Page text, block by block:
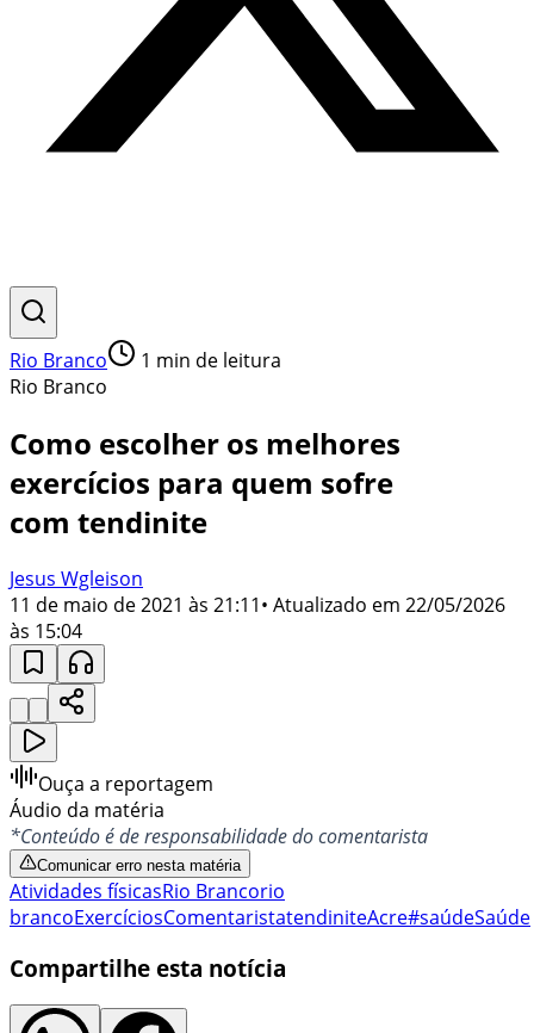
Rio Branco 1 min de leitura
Rio Branco
Como escolher os melhores
exercícios para quem sofre
com tendinite
Jesus Wgleison
11 de maio de 2021 às 21:11• Atualizado em 22/05/2026
às 15:04
Ouça a reportagem
Áudio da matéria
*Conteúdo é de responsabilidade do comentarista
Comunicar erro nesta matéria
Atividades físicasRio Brancorio
brancoExercíciosComentaristatendiniteAcre#saúdeSaúde
Compartilhe esta notícia